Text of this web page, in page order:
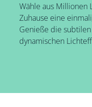
Wähle aus Millionen
Zuhause eine
Genieße die
dynamischen